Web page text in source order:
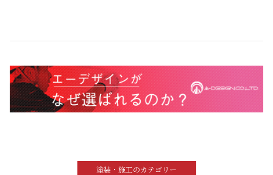
塗装・施工のカテゴリー